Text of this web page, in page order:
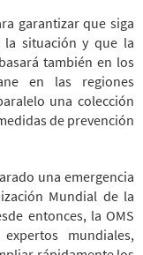
garantizarque siga
la situación y que la
también en los
en las regiones
una colección
de prevención
una emergencia
Mundial de la
entonces, la OMS
mundiales,